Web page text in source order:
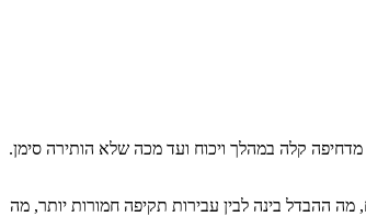
קלה במהלך ויכוח ועד מכה שלא הותירה סימן.
ההבדל בינה לבין עבירות תקיפה חמורות יותר, מה